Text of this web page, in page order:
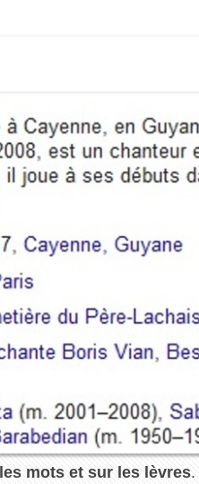
mots et sur les lèvres.